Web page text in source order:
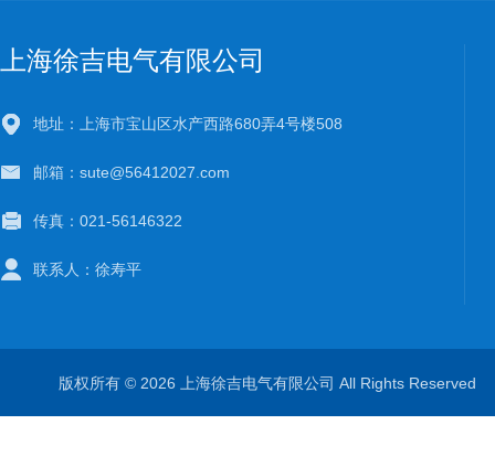
上海徐吉电气有限公司
地址：上海市宝山区水产西路680弄4号楼508
邮箱：sute@56412027.com
传真：021-56146322
联系人：徐寿平
版权所有 © 2026 上海徐吉电气有限公司 All Rights